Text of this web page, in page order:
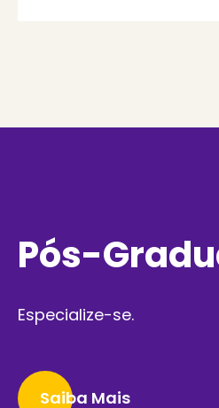
Pós-
Especialize-se.
Saiba Mais